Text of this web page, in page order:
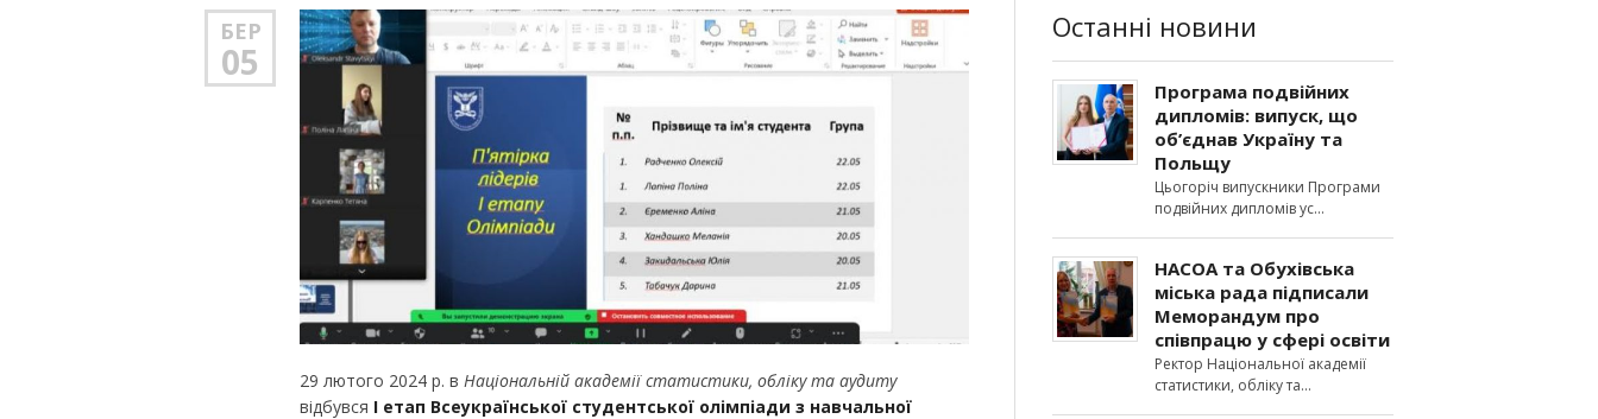
БЕР
05
29 лютого 2024 р. в Національній академії статистики, обліку та аудиту
відбувся І етап Всеукраїнської студентської олімпіади з навчальної
Останні новини
Програма подвійних
дипломів: випуск, що
об’єднав Україну та
Польщу
Цьогоріч випускники Програми
подвійних дипломів ус
НАСОА та Обухівська
міська рада підписали
Меморандум про
співпрацю у сфері освіти
Ректор Національної академії
статистики, обліку та